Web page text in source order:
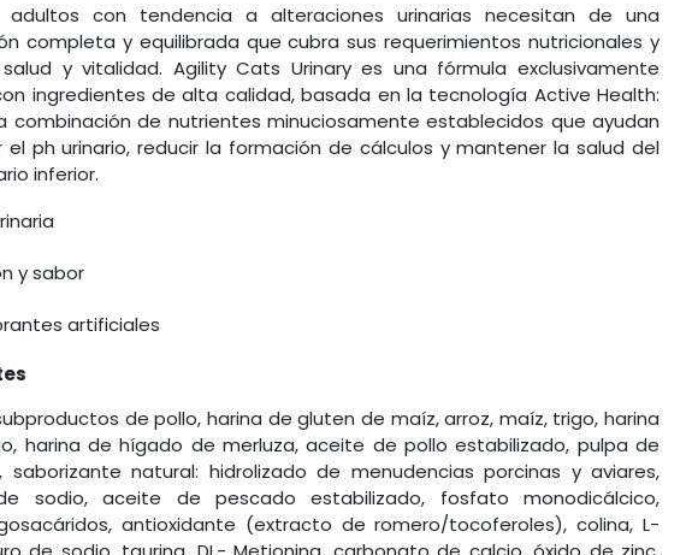
adultos con tendencia a alteraciones urinarias necesitan de una
completa y equilibrada que cubra sus requerimientos nutricionales y
y vitalidad. Agility Cats Urinary es una fórmula exclusivamente
ingredientes de alta calidad, basada en la tecnología Active Health:
combinación de nutrientes minuciosamente establecidos que ayudan
el ph urinario, reducir la formación de cálculos y mantener la salud del
inferior.
y sabor
artificiales
de pollo, harina de gluten de maíz, arroz, maíz, trigo, harina
harina de hígado de merluza, aceite de pollo estabilizado, pulpa de
saborizante natural: hidrolizado de menudencias porcinas y aviares,
sodio, aceite de pescado estabilizado, fosfato monodicálcico,
antioxidante (extracto de romero/tocoferoles), colina, L-